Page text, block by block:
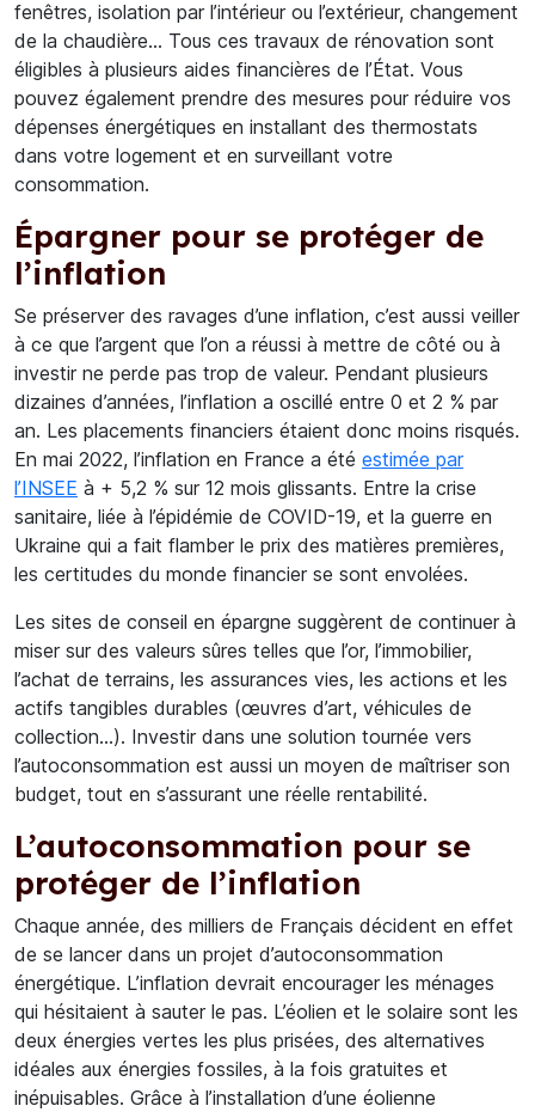
fenêtres, isolation par l’intérieur ou l’extérieur, changement
de la chaudière… Tous ces travaux de rénovation sont
éligibles à plusieurs aides financières de l’État. Vous
pouvez également prendre des mesures pour réduire vos
dépenses énergétiques en installant des thermostats
dans votre logement et en surveillant votre
consommation.
Épargner pour se protéger de
l’inflation
Se préserver des ravages d’une inflation, c’est aussi veiller
à ce que l’argent que l’on a réussi à mettre de côté ou à
investir ne perde pas trop de valeur. Pendant plusieurs
dizaines d’années, l’inflation a oscillé entre 0 et 2 % par
an. Les placements financiers étaient donc moins risqués.
En mai 2022, l’inflation en France a été estimée par
l’INSEE à + 5,2 % sur 12 mois glissants. Entre la crise
sanitaire, liée à l’épidémie de COVID-19, et la guerre en
Ukraine qui a fait flamber le prix des matières premières,
les certitudes du monde financier se sont envolées.
Les sites de conseil en épargne suggèrent de continuer à
miser sur des valeurs sûres telles que l’or, l’immobilier,
l’achat de terrains, les assurances vies, les actions et les
actifs tangibles durables (œuvres d’art, véhicules de
collection…). Investir dans une solution tournée vers
l’autoconsommation est aussi un moyen de maîtriser son
budget, tout en s’assurant une réelle rentabilité.
L’autoconsommation pour se
protéger de l’inflation
Chaque année, des milliers de Français décident en effet
de se lancer dans un projet d’autoconsommation
énergétique. L’inflation devrait encourager les ménages
qui hésitaient à sauter le pas. L’éolien et le solaire sont les
deux énergies vertes les plus prisées, des alternatives
idéales aux énergies fossiles, à la fois gratuites et
inépuisables. Grâce à l’installation d’une éolienne